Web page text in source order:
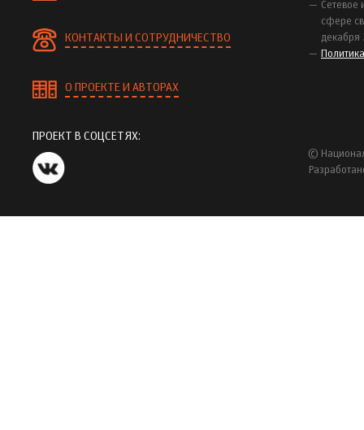
КОНТАКТЫ И СОТРУДНИЧЕСТВО
О ПРОЕКТЕ И АВТОРАХ
Сетевое
сфере
декабря
ПРОЕКТ В СОЦСЕТЯХ:
©